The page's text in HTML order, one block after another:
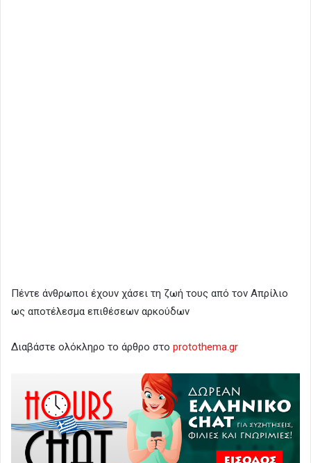
Πέντε άνθρωποι έχουν χάσει τη ζωή τους από τον Απρίλιο
ως αποτέλεσμα επιθέσεων αρκούδων
Διαβάστε ολόκληρο το άρθρο στο protothema.gr